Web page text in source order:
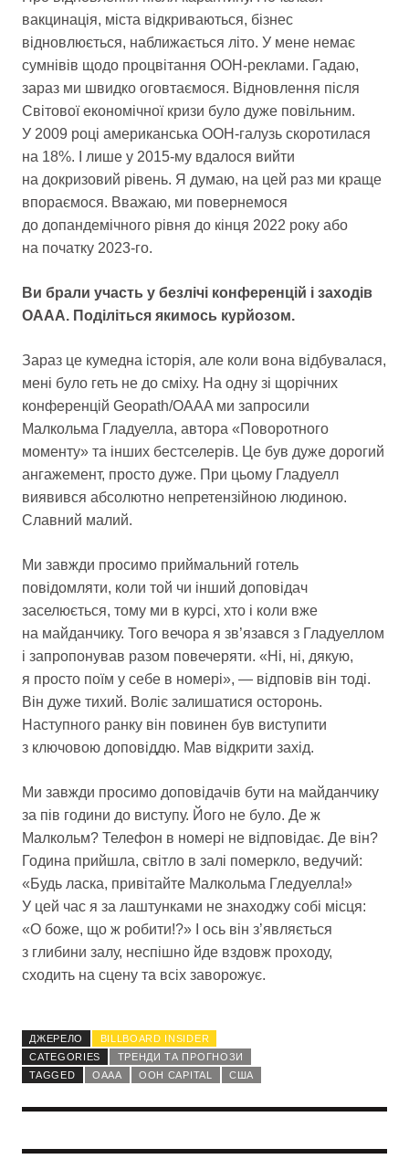
вакцинація, міста відкриваються, бізнес
відновлюється, наближається літо. У мене немає
сумнівів щодо процвітання OOH-реклами. Гадаю,
зараз ми швидко оговтаємося. Відновлення після
Світової економічної кризи було дуже повільним.
У 2009 році американська OOH-галузь скоротилася
на 18%. І лише у 2015-му вдалося вийти
на докризовий рівень. Я думаю, на цей раз ми краще
впораємося. Вважаю, ми повернемося
до допандемічного рівня до кінця 2022 року або
на початку 2023-го.
Ви брали участь у безлічі конференцій і заходів
OAAA. Поділіться якимось курйозом.
Зараз це кумедна історія, але коли вона відбувалася,
мені було геть не до сміху. На одну зі щорічних
конференцій Geopath/OAAA ми запросили
Малкольма Гладуелла, автора «Поворотного
моменту» та інших бестселерів. Це був дуже дорогий
ангажемент, просто дуже. При цьому Гладуелл
виявився абсолютно непретензійною людиною.
Славний малий.
Ми завжди просимо приймальний готель
повідомляти, коли той чи інший доповідач
заселюється, тому ми в курсі, хто і коли вже
на майданчику. Того вечора я зв’язався з Гладуеллом
і запропонував разом повечеряти. «Ні, ні, дякую,
я просто поїм у себе в номері», — відповів він тоді.
Він дуже тихий. Воліє залишатися осторонь.
Наступного ранку він повинен був виступити
з ключовою доповіддю. Мав відкрити захід.
Ми завжди просимо доповідачів бути на майданчику
за пів години до виступу. Його не було. Де ж
Малкольм? Телефон в номері не відповідає. Де він?
Година прийшла, світло в залі померкло, ведучий:
«Будь ласка, привітайте Малкольма Гледуелла!»
У цей час я за лаштунками не знаходжу собі місця:
«О боже, що ж робити!?» І ось він з’являється
з глибини залу, неспішно йде вздовж проходу,
сходить на сцену та всіх заворожує.
ДЖЕРЕЛО
BILLBOARD INSIDER
CATEGORIES
ТРЕНДИ ТА ПРОГНОЗИ
TAGGED
OAAA OOH CAPITAL США